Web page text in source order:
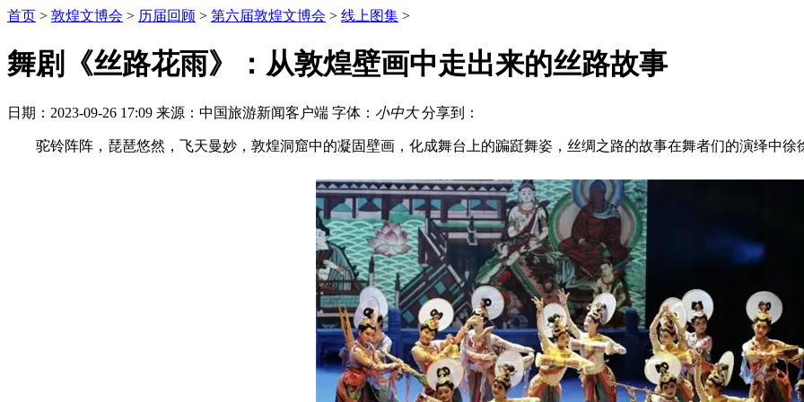
首页 > 敦煌文博会 > 历届回顾 > 第六届敦煌文博会 > 线上图集 >
舞剧《丝路花雨》：从敦煌壁画中走出来的丝路故事
日期：2023-09-26 17:09 来源：中国旅游新闻客户端 字体： 小中大 分享到：
驼铃阵阵，琵琶悠然，飞天曼妙，敦煌洞窟中的凝固壁画，化成舞台上的蹁跹舞姿，丝绸之路的故事在舞者们的演绎中徐